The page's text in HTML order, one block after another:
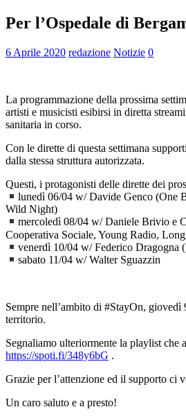
Per l’Ospedale di
6 Aprile 2020 redazione Notizie 0
La programmazione della prossima
artisti e musicisti esibirsi in diretta
sanitaria in corso.
Con le dirette di questa settimana
dalla stessa struttura autorizzata.
Questi, i protagonisti delle dirette dei
lunedì 06/04 w/ Davide Genco (One
Wild Night)
mercoledì 08/04 w/ Daniele Brivio e
Cooperativa Sociale, Young Radio,
venerdì 10/04 w/ Federico Dragogna
sabato 11/04 w/ Walter Sguazzin
Sempre nell’ambito di #StayOn,
territorio.
Segnaliamo ulteriormente la playlist che
https://spoti.fi/348y6bG .
Grazie per l’attenzione ed il supporto ci
Un caro saluto e a presto!